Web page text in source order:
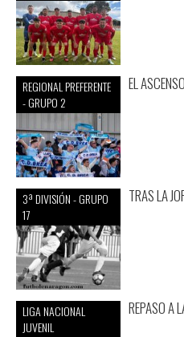
REGIONAL PREFERENTE
- GRUPO 2
EL
3ª DIVISIÓN - GRUPO
17
TRAS LA
LIGA NACIONAL
JUVENIL
REPASO A